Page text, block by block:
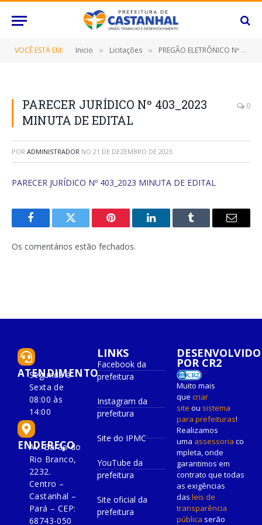
VOCÊ ESTÁ EM: Inicio » Licitações » PREGÃO ELETRÔNICO Nº 081/2023-SRP (CONTRATAÇÃO DE EMPRESA PARA PRESTAÇÃO DE SERVIÇO DE CONTROLE DE PRAGAS E VETORES INCLUINDO: DESINSETIZAÇÃO, DESRATIZAÇÃO E CONTROLE DE POMBOS E MORCEGOS, DESTINADOS A ATENDER AS DIVERSAS SECRETARIAS/FUNDOS MUNICIPAIS, BEM COMO, O INSTITUTO DE PREVIDÊNCIA DESTE MUNICÍPIO DE CASTANHAL/PARÁ)
PARECER JURÍDICO Nº 403_2023
MINUTA DE EDITAL
0
POR ADMINISTRADOR NO 21 DE DEZEMBRO DE 2023
PARECER JURÍDICO Nº 403_2023 MINUTA DE EDITAL
FacebookTwitter Pinterest O
Tumblr
E-
Os comentários estão fechados.
ATENDIMENTO
Segunda à
Sexta de
08:00 às
14:00
ENDEREÇO
Av. Barão do
Rio Branco,
2232.
Centro –
Castanhal –
Pará – CEP:
68743-050
LINKS
Facebook da
prefeitura
Instagram da
prefeitura
Site do IPMC
YouTube da
prefeitura
Site oficial da
prefeitura
DESENVOLVIDO
POR CR2
Muito mais
que criar
site ou sistema
para prefeituras!
Realizamos
uma assessoria co
mpleta, onde
garantimos em
contrato que todas
as exigências
das leis de
transparência
pública serão